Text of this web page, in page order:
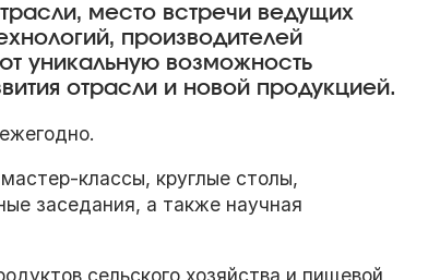
место встречи ведущих
производителей
уникальную возможность
отрасли и новой продукцией.
классы, круглые столы,
заседания, а также научная
сельского хозяйства и пищевой